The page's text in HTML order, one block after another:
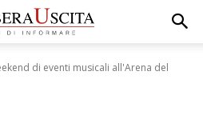
di eventi musicali all'Arena del